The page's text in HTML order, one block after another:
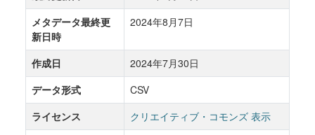
メタデータ最終更
新日時
2024年8月7日
作成日
2024年7月30日
データ形式
CSV
ライセンス
クリエイティブ・コモンズ 表示